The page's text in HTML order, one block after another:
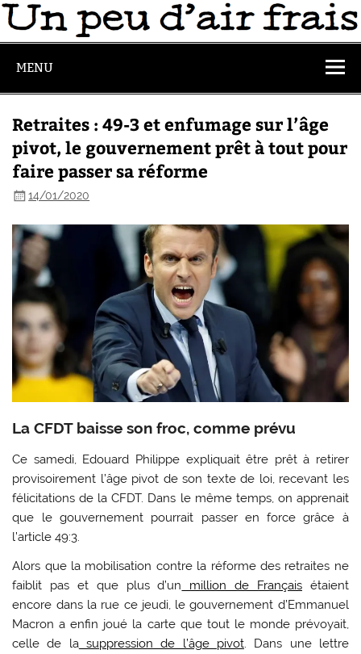
MENU
Retraites : 49-3 et enfumage sur l’âge
pivot, le gouvernement prêt à tout pour
faire passer sa réforme
14/01/2020
La CFDT baisse son froc, comme prévu
Ce samedi, Edouard Philippe expliquait être prêt à retirer
provisoirement l’âge pivot de son texte de loi, recevant les
félicitations de la CFDT. Dans le même temps, on apprenait
que le gouvernement pourrait passer en force grâce à
l’article 49:3.
Alors que la mobilisation contre la réforme des retraites ne
faiblit pas et que plus d’un million de Françaisétaient
encore dans la rue ce jeudi, le gouvernement d’Emmanuel
Macron a enfin joué la carte que tout le monde prévoyait,
celle de lasuppression de l’âge pivot. Dans une lettre